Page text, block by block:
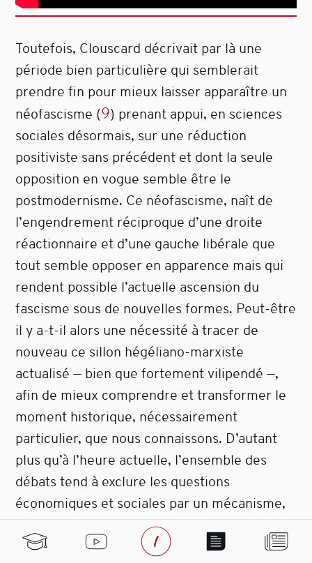
Toutefois, Clouscard décrivait par là une
période bien particulière qui semblerait
prendre fin pour mieux laisser apparaître un
néofascisme (9) prenant appui, en sciences
sociales désormais, sur une réduction
positiviste sans précédent et dont la seule
opposition en vogue semble être le
postmodernisme. Ce néofascisme, naît de
l’engendrement réciproque d’une droite
réactionnaire et d’une gauche libérale que
tout semble opposer en apparence mais qui
rendent possible l’actuelle ascension du
fascisme sous de nouvelles formes. Peut-être
il y a-t-il alors une nécessité à tracer de
nouveau ce sillon hégéliano-marxiste
actualisé — bien que fortement vilipendé —,
afin de mieux comprendre et transformer le
moment historique, nécessairement
particulier, que nous connaissons. D’autant
plus qu’à l’heure actuelle, l’ensemble des
débats tend à exclure les questions
économiques et sociales par un mécanisme,
là-aussi bien analysé par Michel Clouscard, et
qui consiste à focaliser le débat sur les